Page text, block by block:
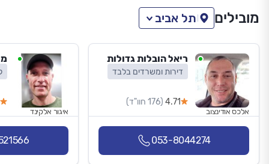
מובילים תל אביב
ריאל הובלות גדולות
דירות ומשרדים בלבד
4.71 (176 חוו"ד)
אלכס אודינצוב
053-8044274
איגור אלקינד